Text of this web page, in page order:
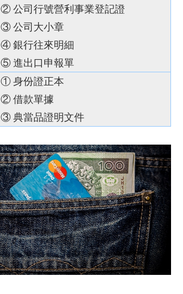
② 公司行號營利事業登記證
③ 公司大小章
④ 銀行往來明細
⑤ 進出口申報單
① 身份證正本
② 借款單據
③ 典當品證明文件